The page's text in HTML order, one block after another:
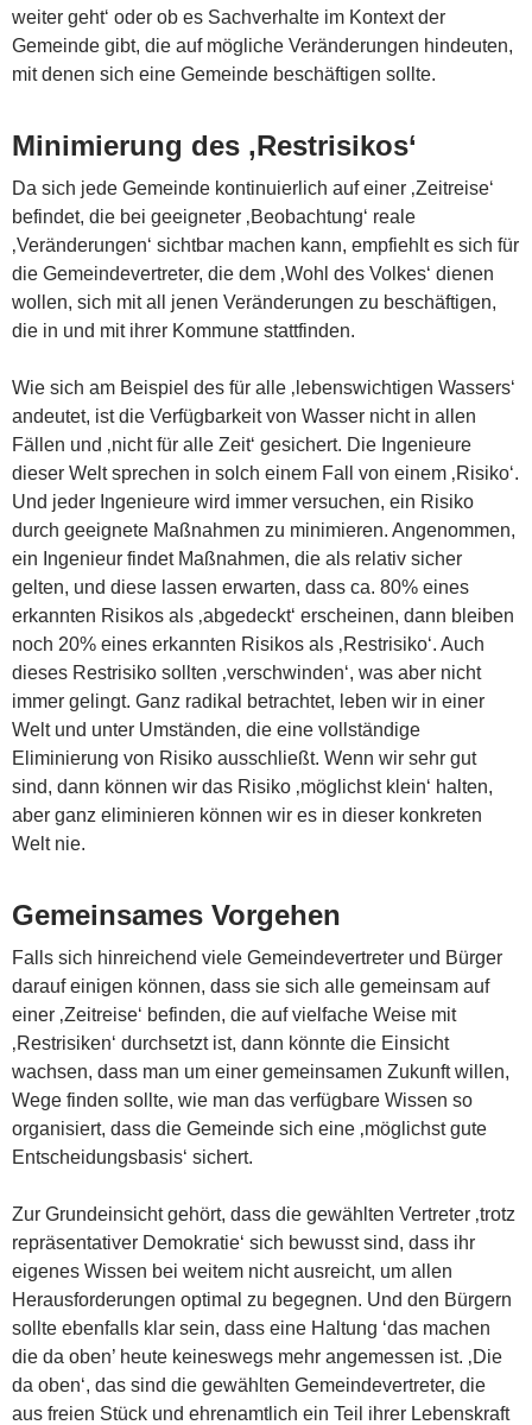
weiter geht‘ oder ob es Sachverhalte im Kontext der
Gemeinde gibt, die auf mögliche Veränderungen hindeuten,
mit denen sich eine Gemeinde beschäftigen sollte.
Minimierung des ‚Restrisikos‘
Da sich jede Gemeinde kontinuierlich auf einer ‚Zeitreise‘
befindet, die bei geeigneter ‚Beobachtung‘ reale
‚Veränderungen‘ sichtbar machen kann, empfiehlt es sich für
die Gemeindevertreter, die dem ‚Wohl des Volkes‘ dienen
wollen, sich mit all jenen Veränderungen zu beschäftigen,
die in und mit ihrer Kommune stattfinden.
Wie sich am Beispiel des für alle ‚lebenswichtigen Wassers‘
andeutet, ist die Verfügbarkeit von Wasser nicht in allen
Fällen und ‚nicht für alle Zeit‘ gesichert. Die Ingenieure
dieser Welt sprechen in solch einem Fall von einem ‚Risiko‘.
Und jeder Ingenieure wird immer versuchen, ein Risiko
durch geeignete Maßnahmen zu minimieren. Angenommen,
ein Ingenieur findet Maßnahmen, die als relativ sicher
gelten, und diese lassen erwarten, dass ca. 80% eines
erkannten Risikos als ‚abgedeckt‘ erscheinen, dann bleiben
noch 20% eines erkannten Risikos als ‚Restrisiko‘. Auch
dieses Restrisiko sollten ‚verschwinden‘, was aber nicht
immer gelingt. Ganz radikal betrachtet, leben wir in einer
Welt und unter Umständen, die eine vollständige
Eliminierung von Risiko ausschließt. Wenn wir sehr gut
sind, dann können wir das Risiko ‚möglichst klein‘ halten,
aber ganz eliminieren können wir es in dieser konkreten
Welt nie.
Gemeinsames Vorgehen
Falls sich hinreichend viele Gemeindevertreter und Bürger
darauf einigen können, dass sie sich alle gemeinsam auf
einer ‚Zeitreise‘ befinden, die auf vielfache Weise mit
‚Restrisiken‘ durchsetzt ist, dann könnte die Einsicht
wachsen, dass man um einer gemeinsamen Zukunft willen,
Wege finden sollte, wie man das verfügbare Wissen so
organisiert, dass die Gemeinde sich eine ‚möglichst gute
Entscheidungsbasis‘ sichert.
Zur Grundeinsicht gehört, dass die gewählten Vertreter ‚trotz
repräsentativer Demokratie‘ sich bewusst sind, dass ihr
eigenes Wissen bei weitem nicht ausreicht, um allen
Herausforderungen optimal zu begegnen. Und den Bürgern
sollte ebenfalls klar sein, dass eine Haltung ‘das machen
die da oben’ heute keineswegs mehr angemessen ist. ‚Die
da oben‘, das sind die gewählten Gemeindevertreter, die
aus freien Stück und ehrenamtlich ein Teil ihrer Lebenskraft